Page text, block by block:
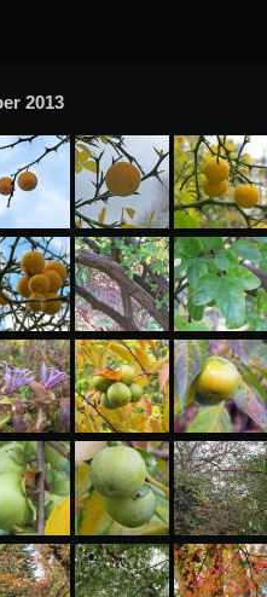
2013